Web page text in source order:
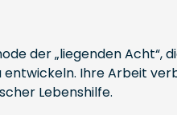
der „liegenden Acht“,
entwickeln. Ihre Arbeit
Lebenshilfe.